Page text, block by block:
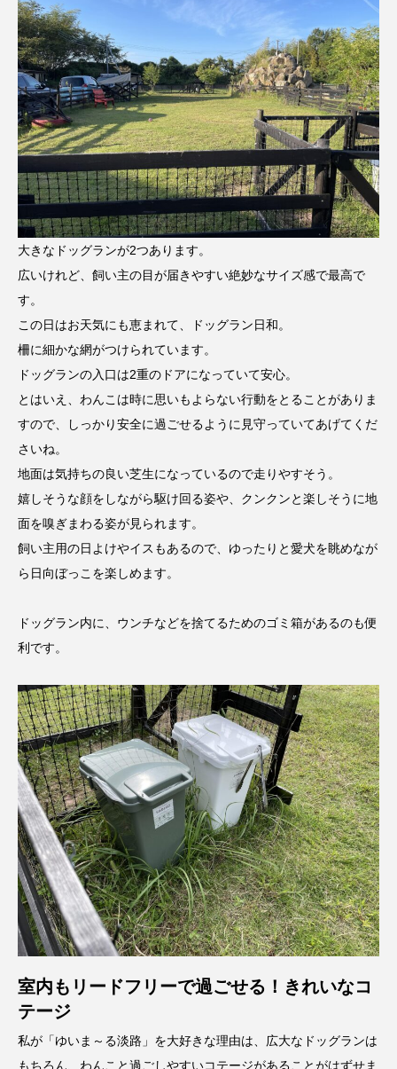
大きなドッグランが2つあります。
広いけれど、飼い主の目が届きやすい絶妙なサイズ感で最高で
す。
この日はお天気にも恵まれて、ドッグラン日和。
柵に細かな網がつけられています。
ドッグランの入口は2重のドアになっていて安心。
とはいえ、わんこは時に思いもよらない行動をとることがありま
すので、しっかり安全に過ごせるように見守っていてあげてくだ
さいね。
地面は気持ちの良い芝生になっているので走りやすそう。
嬉しそうな顔をしながら駆け回る姿や、クンクンと楽しそうに地
面を嗅ぎまわる姿が見られます。
飼い主用の日よけやイスもあるので、ゆったりと愛犬を眺めなが
ら日向ぼっこを楽しめます。
ドッグラン内に、ウンチなどを捨てるためのゴミ箱があるのも便
利です。
室内もリードフリーで過ごせる！きれいなコ
テージ
私が「ゆいま～る淡路」を大好きな理由は、広大なドッグランは
もちろん、わんこと過ごしやすいコテージがあることがはずせま